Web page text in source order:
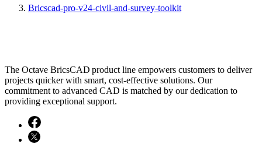
Bricscad-pro-v24-civil-and-survey-toolkit
The Octave BricsCAD product line empowers customers to deliver
projects quicker with smart, cost-effective solutions. Our
commitment to advanced CAD is matched by our dedication to
providing exceptional support.